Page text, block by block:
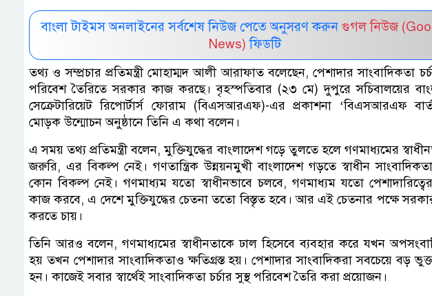
বাংলা টাইমস অনলাইনের সর্বশেষ নিউজ পেতে অনুসরণ করুন গুগল নিউজ
News) ফিডটি
তথ্য ও সম্প্রচার প্রতিমন্ত্রী মোহাম্মদ আলী আরাফাত বলেছেন, পেশাদার সাংবাদিকতা
পরিবেশ তৈরিতে সরকার কাজ করছে। বৃহস্পতিবার (২৩ মে) দুপুরে সচিবালয়ের
সেক্রেটারিয়েট রিপোর্টার্স ফোরাম (বিএসআরএফ)-এর প্রকাশনা ‘বিএসআরএফ
মোড়ক উন্মোচন অনুষ্ঠানে তিনি এ কথা বলেন।
এ সময় তথ্য প্রতিমন্ত্রী বলেন, মুক্তিযুদ্ধের বাংলাদেশ গড়ে তুলতে হলে গণমাধ্যমের
জরুরি, এর বিকল্প নেই। গণতান্ত্রিক উন্নয়নমুখী বাংলাদেশ গড়তে স্বাধীন সাংবাদিকতা
কোন বিকল্প নেই। গণমাধ্যম যতো স্বাধীনভাবে চলবে, গণমাধ্যম যতো
কাজ করবে, এ দেশে মুক্তিযুদ্ধের চেতনা ততো বিস্তৃত হবে। আর এই চেতনার পক্ষে
করতে চায়।
তিনি আরও বলেন, গণমাধ্যমের স্বাধীনতাকে ঢাল হিসেবে ব্যবহার করে যখন
হয় তখন পেশাদার সাংবাদিকতাও ক্ষতিগ্রস্ত হয়। পেশাদার সাংবাদিকরা সবচেয়ে বড়
হন। কাজেই সবার স্বার্থেই সাংবাদিকতা চর্চার সুস্থ পরিবেশ তৈরি করা প্রয়োজন।